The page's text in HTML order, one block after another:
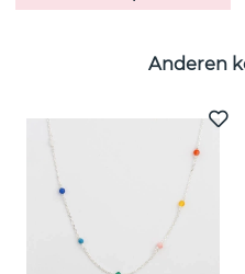
Anderen